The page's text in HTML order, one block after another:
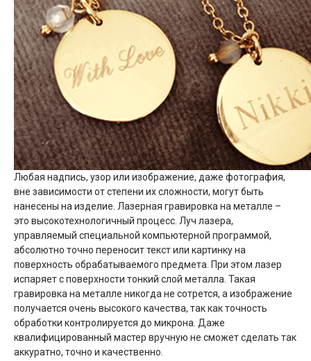
Любая надпись, узор или изображение, даже фотография,
вне зависимости от степени их сложности, могут быть
нанесены на изделие. Лазерная гравировка на металле –
это высокотехнологичный процесс. Луч лазера,
управляемый специальной компьютерной программой,
абсолютно точно переносит текст или картинку на
поверхность обрабатываемого предмета. При этом лазер
испаряет с поверхности тонкий слой металла. Такая
гравировка на металле никогда не сотрется, а изображение
получается очень высокого качества, так как точность
обработки контролируется до микрона. Даже
квалифицированный мастер вручную не сможет сделать так
аккуратно, точно и качественно.